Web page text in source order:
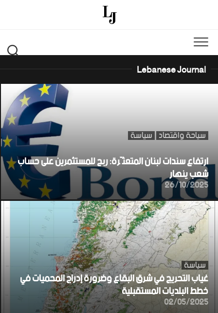
Lebanese Journal
سياحة واقتصاد سياسة
ارتفاع سندات لبنان المتعثّرة: ربح للمستثمرين على حساب
شعب ينهار
26/10/2025
سياسة
غياب التحريج في شرق البقاع وضرورة إدراج المحميات في
خطط البلديات المستقبلية
02/05/2025